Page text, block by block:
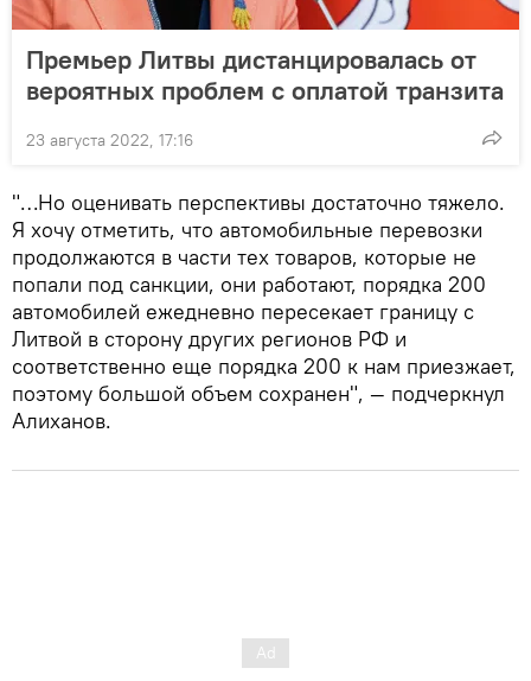
Премьер Литвы дистанцировалась от
вероятных проблем с оплатой транзита
23 августа 2022, 17:16
"…Но оценивать перспективы достаточно тяжело.
Я хочу отметить, что автомобильные перевозки
продолжаются в части тех товаров, которые не
попали под санкции, они работают, порядка 200
автомобилей ежедневно пересекает границу с
Литвой в сторону других регионов РФ и
соответственно еще порядка 200 к нам приезжает,
поэтому большой объем сохранен", — подчеркнул
Алиханов.